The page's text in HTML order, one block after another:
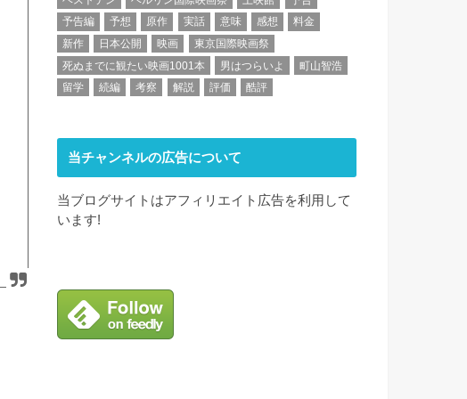
予告編
予想 原作 実話 意味 感想
料金
新作
日本公開 映画
東京国際映画祭
死ぬまでに観たい映画1001本
男はつらいよ
町山智浩
留学
続編 考察 解説 評価 酷評
当チャンネルの広告について
当ブログサイトはアフィリエイト広告を利用して
います!